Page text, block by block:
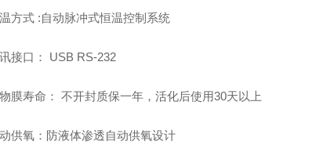
方式 :自动脉冲式恒温控制系统
接口： USB RS-232
膜寿命： 不开封质保一年，活化后使用30天以上
供氧： 防液体渗透自动供氧设计